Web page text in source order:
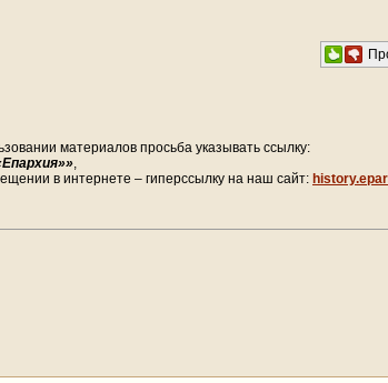
материалов просьба указывать ссылку:
в интернете – гиперссылку на наш сайт: